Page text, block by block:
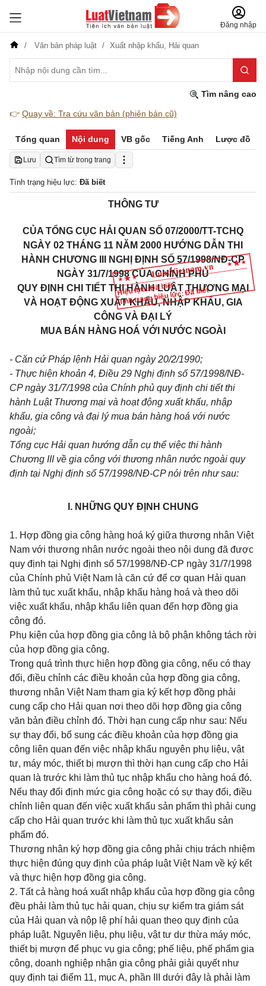
Đăng nhập
Văn bản pháp luật Xuất nhập khẩu, Hải quan
Tìm nâng cao
👉 Quay về: Tra cứu văn bản (phiên bản cũ)
Tổng quan Nội dung VB gốc Tiếng Anh Lược đồ
Lưu Tìm từ trong trang
Tình trạng hiệu lực: Đã biết
Hiệu lực: Đã biết
Tình trạng hiệu lực: Đã biết
THÔNG TƯ
CỦA TỔNG CỤC HẢI QUAN SỐ 07/2000/TT-TCHQ
NGÀY 02 THÁNG 11 NĂM 2000 HƯỚNG DẪN THI
HÀNH CHƯƠNG III NGHỊ ĐỊNH SỐ 57/1998/NĐ-CP
NGÀY 31/7/1998 CỦA CHÍNH PHỦ
QUY ĐỊNH CHI TIẾT THI HÀNH LUẬT THƯƠNG MẠI
VÀ HOẠT ĐỘNG XUẤT KHẨU, NHẬP KHẨU, GIA
CÔNG VÀ ĐẠI LÝ
MUA BÁN HÀNG HOÁ VỚI NƯỚC NGOÀI
- Căn cứ Pháp lệnh Hải quan ngày 20/2/1990;
- Thực hiện khoản 4, Điều 29 Nghị định số 57/1998/NĐ-
CP ngày 31/7/1998 của Chính phủ quy định chi tiết thi
hành Luật Thương mại và hoạt động xuất khẩu, nhập
khẩu, gia công và đại lý mua bán hàng hoá với nước
ngoài;
Tổng cục Hải quan hướng dẫn cụ thể việc thi hành
Chương III về gia công với thương nhân nước ngoài quy
định tại Nghị định số 57/1998/NĐ-CP nói trên như sau:
I. NHỮNG QUY ĐỊNH CHUNG
1. Hợp đồng gia công hàng hoá ký giữa thương nhân Việt
Nam với thương nhân nước ngoài theo nội dung đã được
quy định tại Nghị định số 57/1998/NĐ-CP ngày 31/7/1998
của Chính phủ Việt Nam là căn cứ để cơ quan Hải quan
làm thủ tục xuất khẩu, nhập khẩu hàng hoá và theo dõi
việc xuất khẩu, nhập khẩu liên quan đến hợp đồng gia
công đó.
Phụ kiện của hợp đồng gia công là bộ phận không tách rời
của hợp đồng gia công.
Trong quá trình thực hiện hợp đồng gia công, nếu có thay
đổi, điều chỉnh các điều khoản của hợp đồng gia công,
thương nhân Việt Nam tham gia ký kết hợp đồng phải
cung cấp cho Hải quan nơi theo dõi hợp đồng gia công
văn bản điều chỉnh đó. Thời hạn cung cấp như sau: Nếu
sự thay đổi, bổ sung các điều khoản của hợp đồng gia
công liên quan đến việc nhập khẩu nguyên phụ liệu, vật
tư, máy móc, thiết bị mượn thì thời hạn cung cấp cho Hải
quan là trước khi làm thủ tục nhập khẩu cho hàng hoá đó.
Nếu thay đổi định mức gia công hoặc có sự thay đổi, điều
chỉnh liên quan đến việc xuất khẩu sản phẩm thì phải cung
cấp cho Hải quan trước khi làm thủ tục xuất khẩu sản
phẩm đó.
Thương nhân ký hợp đồng gia công phải chịu trách nhiệm
thực hiện đúng quy định của pháp luật Việt Nam về ký kết
và thực hiện hợp đồng gia công.
2. Tất cả hàng hoá xuất nhập khẩu của hợp đồng gia công
đều phải làm thủ tục hải quan, chịu sự kiểm tra giám sát
của Hải quan và nộp lệ phí hải quan theo quy định của
pháp luật. Nguyên liệu, phụ liệu, vật tư dư thừa máy móc,
thiết bị mượn để phục vụ gia công; phế liệu, phế phẩm gia
công, doanh nghiệp nhận gia công phải giải quyết như
quy định tại điểm 11, mục A, phần III dưới đây là phải làm